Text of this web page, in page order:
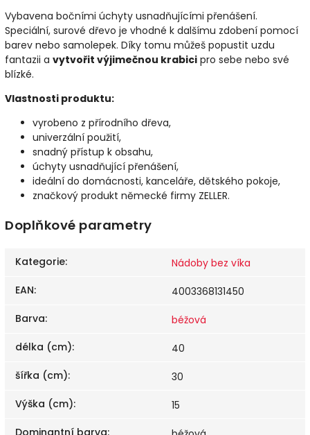
Vybavena bočními úchyty usnadňujícími přenášení.
Speciální, surové dřevo je vhodné k dalšímu zdobení pomocí
barev nebo samolepek. Díky tomu můžeš popustit uzdu
fantazii a vytvořit výjimečnou krabici pro sebe nebo své
blízké.
Vlastnosti produktu:
vyrobeno z přírodního dřeva,
univerzální použití,
snadný přístup k obsahu,
úchyty usnadňující přenášení,
ideální do domácnosti, kanceláře, dětského pokoje,
značkový produkt německé firmy ZELLER.
Doplňkové parametry
Kategorie:
Nádoby bez víka
EAN:
4003368131450
Barva:
béžová
délka (cm):
40
šířka (cm):
30
Výška (cm):
15
Dominantní barva: